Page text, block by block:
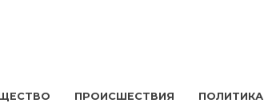
ПРОИСШЕСТВИЯ ПОЛИТИКА